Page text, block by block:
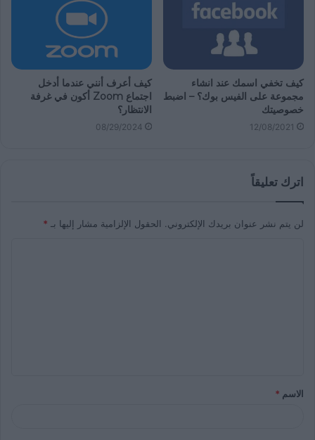
كيف تخفي اسمك عند انشاء
مجموعة على الفيس بوك؟ – اضبط
خصوصيتك
12/08/2021
كيف أعرف أنني عندما أدخل
اجتماع Zoom أكون في غرفة
الانتظار؟
08/29/2024
اترك تعليقاً
لن يتم نشر عنوان بريدك الإلكتروني. الحقول الإلزامية مشار إليها بـ *
الاسم *